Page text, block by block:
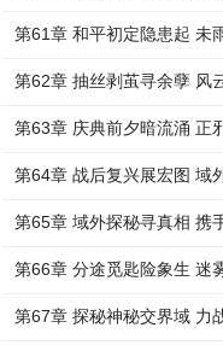
第61章 和平初定隐患起 未
第62章 抽丝剥茧寻余孽 风
第63章 庆典前夕暗流涌 正
第64章 战后复兴展宏图 域
第65章 域外探秘寻真相 携
第66章 分途觅匙险象生 迷
第67章 探秘神秘交界域 力